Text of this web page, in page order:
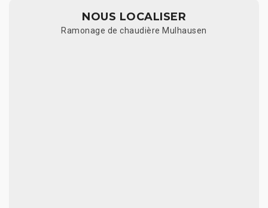
NOUS LOCALISER
Ramonage de chaudière Mulhausen